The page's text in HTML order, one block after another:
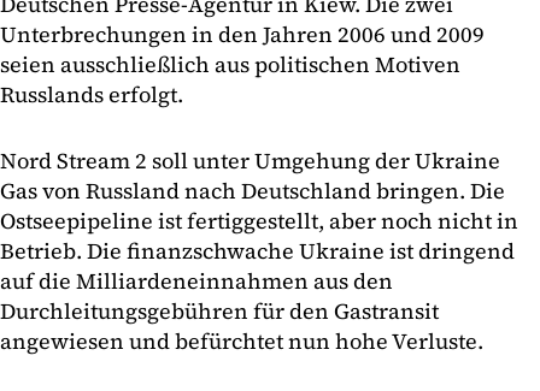
Unterbrechungen in den Jahren 2006 und 2009
seien ausschließlich aus politischen Motiven
Russlands erfolgt.
Nord Stream 2 soll unter Umgehung der Ukraine
Gas von Russland nach Deutschland bringen. Die
Ostseepipeline ist fertiggestellt, aber noch nicht in
Betrieb. Die finanzschwache Ukraine ist dringend
auf die Milliardeneinnahmen aus den
Durchleitungsgebühren für den Gastransit
angewiesen und befürchtet nun hohe Verluste.